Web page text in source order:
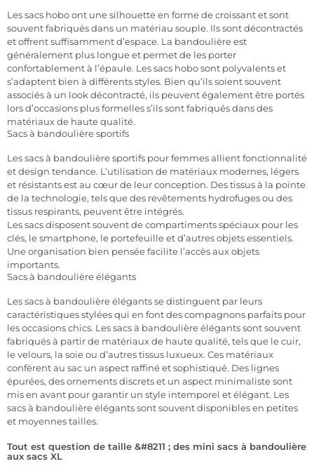
Les sacs hobo ont une silhouette en forme de croissant et sont
souvent fabriqués dans un matériau souple. Ils sont décontractés
et offrent suffisamment d’espace. La bandoulière est
généralement plus longue et permet de les porter
confortablement à l’épaule. Les sacs hobo sont polyvalents et
s’adaptent bien à différents styles. Bien qu’ils soient souvent
associés à un look décontracté, ils peuvent également être portés
lors d’occasions plus formelles s’ils sont fabriqués dans des
matériaux de haute qualité.
Sacs à bandoulière sportifs
Les sacs à bandoulière sportifs pour femmes allient fonctionnalité
et design tendance. L’utilisation de matériaux modernes, légers
et résistants est au cœur de leur conception. Des tissus à la pointe
de la technologie, tels que des revêtements hydrofuges ou des
tissus respirants, peuvent être intégrés.
Les sacs disposent souvent de compartiments spéciaux pour les
clés, le smartphone, le portefeuille et d’autres objets essentiels.
Une organisation bien pensée facilite l’accès aux objets
importants.
Sacs à bandoulière élégants
Les sacs à bandoulière élégants se distinguent par leurs
caractéristiques stylées qui en font des compagnons parfaits pour
les occasions chics. Les sacs à bandoulière élégants sont souvent
fabriqués à partir de matériaux de haute qualité, tels que le cuir,
le velours, la soie ou d’autres tissus luxueux. Ces matériaux
confèrent au sac un aspect raffiné et sophistiqué. Des lignes
épurées, des ornements discrets et un aspect minimaliste sont
mis en avant pour garantir un style intemporel et élégant. Les
sacs à bandoulière élégants sont souvent disponibles en petites
et moyennes tailles.
Tout est question de taille &#8211 ; des mini sacs à bandoulière
aux sacs XL